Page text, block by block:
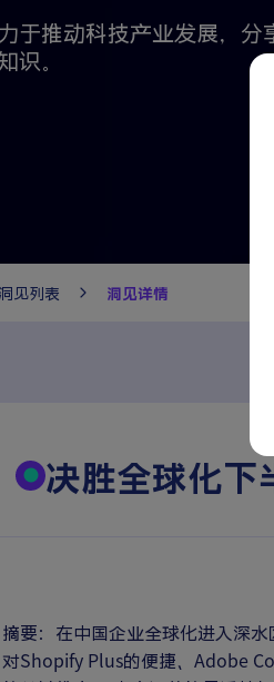
于推动科技产业发展，
识。
见列表 洞见详情
决胜全球化下
摘要：在中国企业全球化进入深
对Shopify Plus的便捷、Adobe